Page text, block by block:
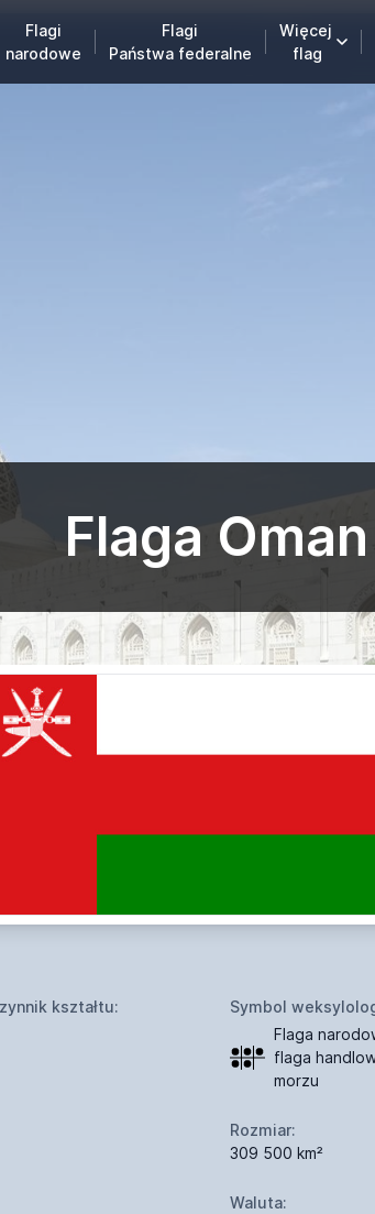
Flagi
narodowe
Flagi
Państwa federalne
Więcej
flag
Flaga Oman
kształtu:
Symbol
Flaga
flaga
morzu
Rozmiar:
309 500 km²
Waluta: